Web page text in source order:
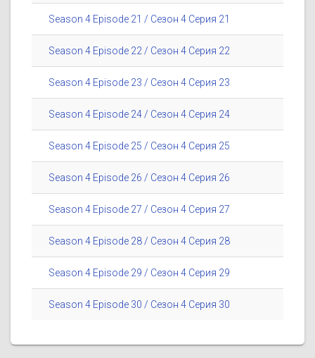
Season 4 Episode 21 / Сезон 4 Серия 21
Season 4 Episode 22 / Сезон 4 Серия 22
Season 4 Episode 23 / Сезон 4 Серия 23
Season 4 Episode 24 / Сезон 4 Серия 24
Season 4 Episode 25 / Сезон 4 Серия 25
Season 4 Episode 26 / Сезон 4 Серия 26
Season 4 Episode 27 / Сезон 4 Серия 27
Season 4 Episode 28 / Сезон 4 Серия 28
Season 4 Episode 29 / Сезон 4 Серия 29
Season 4 Episode 30 / Сезон 4 Серия 30